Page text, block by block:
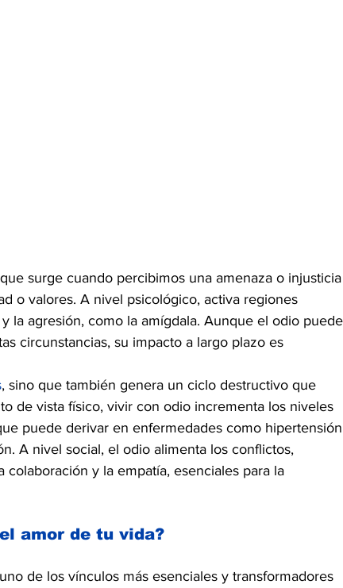
surge cuando percibimos una amenaza o
o valores. A nivel psicológico, activa regiones
la agresión, como la amígdala. Aunque el odio
circunstancias, su impacto a largo plazo es
, sino que también genera un ciclo destructivo que
de vista físico, vivir con odio incrementa los niveles
puede derivar en enfermedades como
A nivel social, el odio alimenta los conflictos,
y la empatía, esenciales para la
amor de tu vida?
de los vínculos más esenciales y transformadores